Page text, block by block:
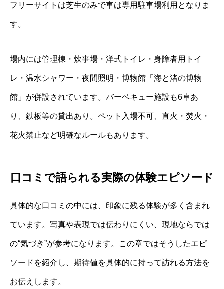
フリーサイトは芝生のみで車は専用駐車場利用となりま
す。
場内には管理棟・炊事場・洋式トイレ・身障者用トイ
レ・温水シャワー・夜間照明・博物館「海と渚の博物
館」が併設されています。バーベキュー施設も6卓あ
り、鉄板等の貸出あり。ペット入場不可、直火・焚火・
花火禁止など明確なルールもあります。
口コミで語られる実際の体験エピソード
具体的な口コミの中には、印象に残る体験が多く含まれ
ています。写真や表現では伝わりにくい、現地ならでは
の“気づき”が参考になります。この章ではそうしたエピ
ソードを紹介し、期待値を具体的に持って訪れる方法を
お伝えします。